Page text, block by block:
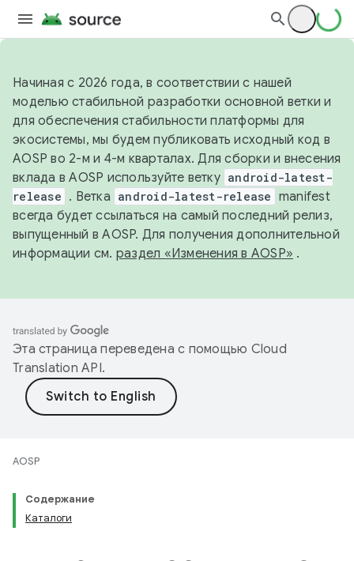
Начиная с 2026 года, в соответствии с нашей
моделью стабильной разработки основной ветки и
для обеспечения стабильности платформы для
экосистемы, мы будем публиковать исходный код в
AOSP во 2-м и 4-м кварталах. Для сборки и внесения
вклада в AOSP используйте ветку android-latest-
release . Ветка android-latest-release manifest
всегда будет ссылаться на самый последний релиз,
выпущенный в AOSP. Для получения дополнительной
информации см. раздел «Изменения в AOSP» .
Эта страница переведена с помощью Cloud
Translation API.
AOSP
Содержание
Каталоги